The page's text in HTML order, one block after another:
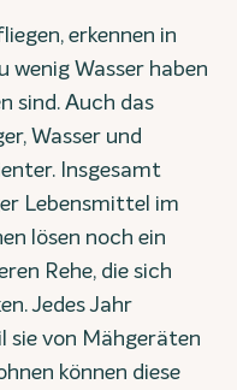
erkennen in
wenig Wasser haben
sind. Auch das
Wasser und
Insgesamt
Lebensmittel im
lösen noch ein
Rehe, die sich
Jedes Jahr
sie von Mähgeräten
können diese